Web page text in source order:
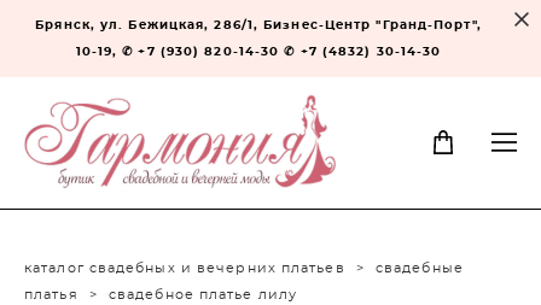
Брянск, ул. Бежицкая, 286/1, Бизнес-Центр "Гранд-Порт",
10-19, ✆ +7 (930) 820-14-30 ✆ +7 (4832) 30-14-30
каталог свадебных и вечерних платьев >
свадебные
платья
> свадебное платье лилу